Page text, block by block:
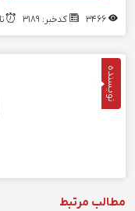
کدخبر: 3189
نویسنده
مطالب مرتبط